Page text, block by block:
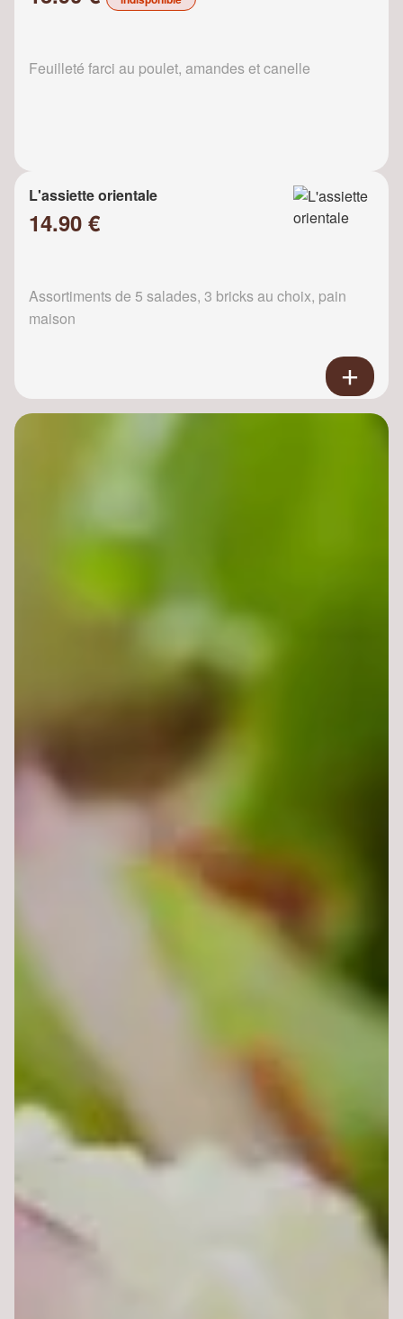
Feuilleté farci au poulet, amandes et canelle
L'assiette orientale
14.90 €
Assortiments de 5 salades, 3 bricks au choix, pain
maison